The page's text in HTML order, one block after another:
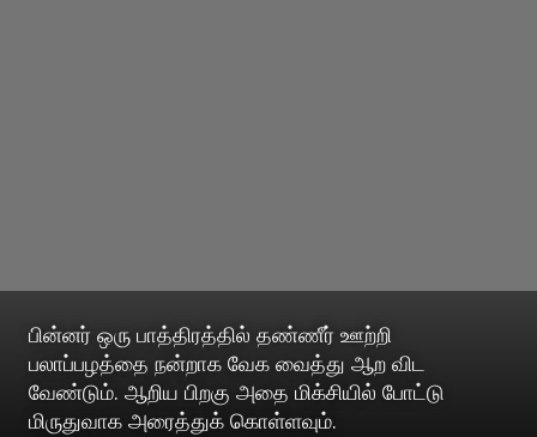
பின்னர் ஒரு பாத்திரத்தில் தண்ணீர் ஊற்றி
பலாப்பழத்தை நன்றாக வேக வைத்து ஆற விட
வேண்டும். ஆறிய பிறகு அதை மிக்சியில் போட்டு
மிருதுவாக அரைத்துக் கொள்ளவும்.